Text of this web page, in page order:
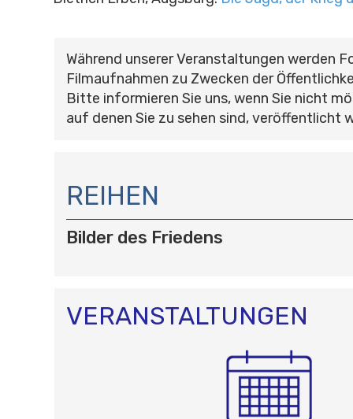
Während unserer Veranstaltungen werden
Filmaufnahmen zu Zwecken der
Bitte informieren Sie uns, wenn Sie nicht
auf denen Sie zu sehen sind, veröffentlicht
A
V
I
G
O
N
REIHEN
Bilder des Friedens
VERANSTALTUNGEN